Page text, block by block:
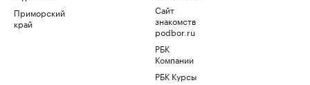
Приморский
край
Сайт
знакомств
podbor.ru
РБК
Компании
РБК Курсы